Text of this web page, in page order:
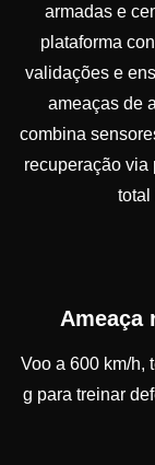
armadas e
plataforma
validações e
ameaças de
combina
recuperação
total
Ameaça
Voo a 600 km/h,
g para treinar